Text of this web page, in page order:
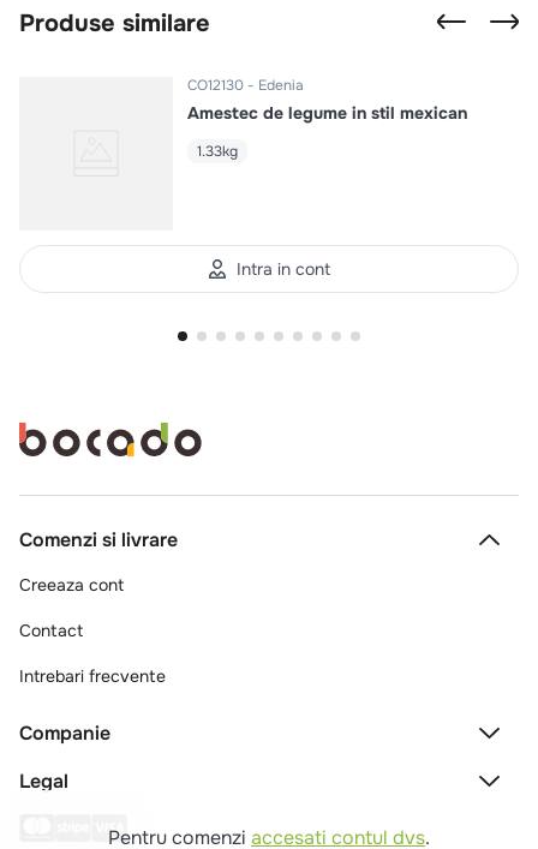
Pentru comenzi accesati contul dvs.
Produse similare
CO12130 Edenia
Amestec de legume in stil mexican
1.33kg
Intra in cont
Comenzi si livrare
Creeaza cont
Contact
Intrebari frecvente
Companie
Legal